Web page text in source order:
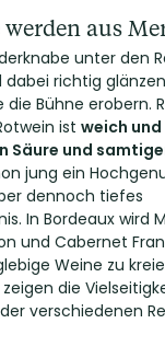
werden aus
unter den
richtig
die Bühne erobern.
ist weich
Säure und
jung ein
dennoch tiefes
In Bordeaux wird
und Cabernet
Weine zu
zeigen die
verschiedenen